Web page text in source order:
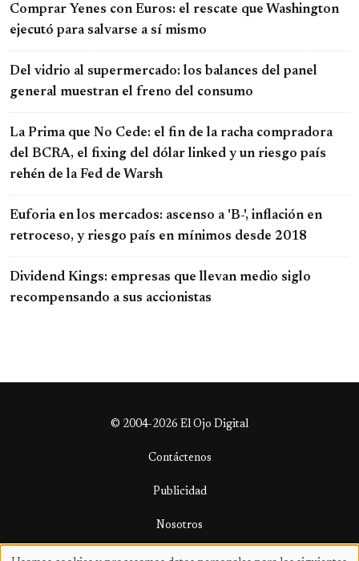
Comprar Yenes con Euros: el rescate que Washington
ejecutó para salvarse a sí mismo
Del vidrio al supermercado: los balances del panel
general muestran el freno del consumo
La Prima que No Cede: el fin de la racha compradora
del BCRA, el fixing del dólar linked y un riesgo país
rehén de la Fed de Warsh
Euforia en los mercados: ascenso a 'B-', inflación en
retroceso, y riesgo país en mínimos desde 2018
Dividend Kings: empresas que llevan medio siglo
recompensando a sus accionistas
© 2004-2026 El Ojo Digital
Contáctenos
Publicidad
Nosotros